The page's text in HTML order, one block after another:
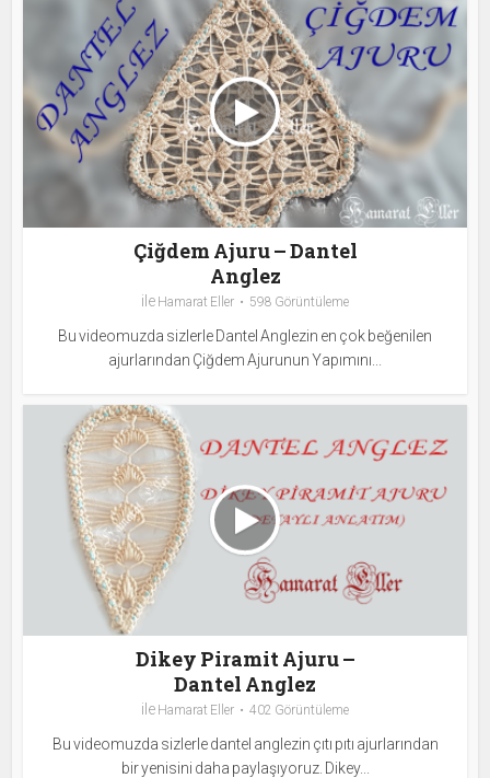
Çiğdem Ajuru – Dantel
Anglez
ile Hamarat Eller 598 Görüntüleme
Bu videomuzda sizlerle Dantel Anglezin en çok beğenilen
ajurlarından Çiğdem Ajurunun Yapımını...
Dikey Piramit Ajuru –
Dantel Anglez
ile Hamarat Eller 402 Görüntüleme
Bu videomuzda sizlerle dantel anglezin çıtı pıtı ajurlarından
bir yenisini daha paylaşıyoruz. Dikey...